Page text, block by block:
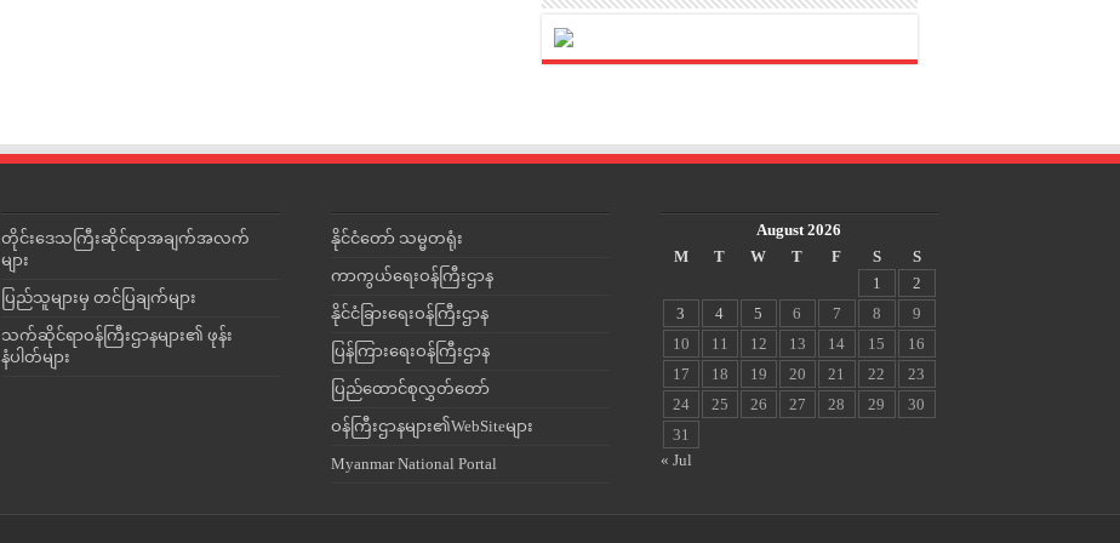
တိုင်းဒေသကြီးဆိုင်ရာအချက်အလက်
များ
ပြည်သူများမှ တင်ပြချက်များ
သက်ဆိုင်ရာဝန်ကြီးဌာနများ၏ ဖုန်း
နံပါတ်များ
နိုင်ငံတော် သမ္မတရုံး
ကာကွယ်ရေးဝန်ကြီးဌာန
နိုင်ငံခြားရေးဝန်ကြီးဌာန
ပြန်ကြားရေးဝန်ကြီးဌာန
ပြည်ထောင်စုလွှတ်တော်
ဝန်ကြီးဌာနများ၏WebSiteများ
Myanmar National Portal
August 2026
M
T W T F S
S
1
2
3
4 5 6 7 8
9
10
11 12 13 14 15
16
17
18 19 20 21 22
23
24
25 26 27 28 29
30
31
« Jul